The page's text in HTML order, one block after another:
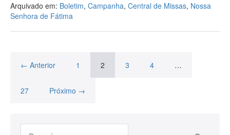
Arquivado em: Boletim, Campanha, Central de Missas, Nossa
Senhora de Fátima
← Anterior 1 2 3 4 …
27 Próximo →